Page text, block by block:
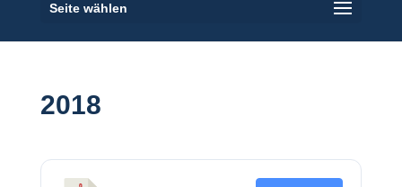
Seite wählen
2018